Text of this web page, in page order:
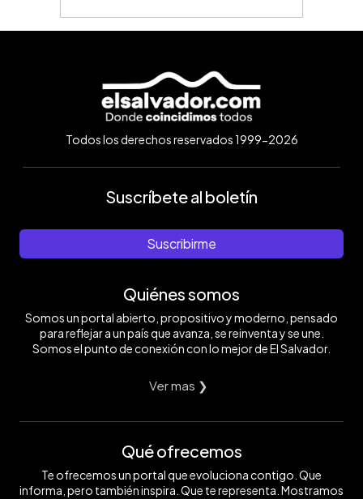
Todos los derechos reservados 1999-2026
Suscríbete al boletín
Suscribirme
Quiénes somos
Somos un portal abierto, propositivo y moderno, pensado
para reflejar a un país que avanza, se reinventa y se une.
Somos el punto de conexión con lo mejor de El Salvador.
Ver mas ❯
Qué ofrecemos
Te ofrecemos un portal que evoluciona contigo. Que
informa, pero también inspira. Que te representa. Mostramos